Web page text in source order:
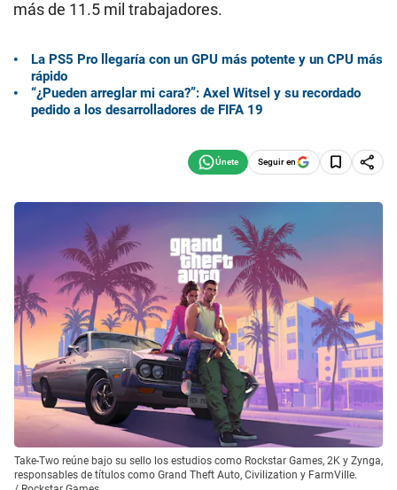
más de 11.5 mil trabajadores.
La PS5 Pro llegaría con un GPU más potente y un CPU más
rápido
“¿Pueden arreglar mi cara?”: Axel Witsel y su recordado
pedido a los desarrolladores de FIFA 19
Seguir en
Take-Two reúne bajo su sello los estudios como Rockstar Games, 2K y Zynga,
responsables de títulos como Grand Theft Auto, Civilization y FarmVille.